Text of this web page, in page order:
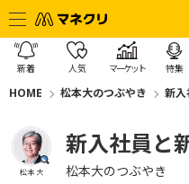
新着 人気 マーケット 特集
HOME 松本大のつぶやき 新入
松本 大
新入社員と
松本大のつぶやき